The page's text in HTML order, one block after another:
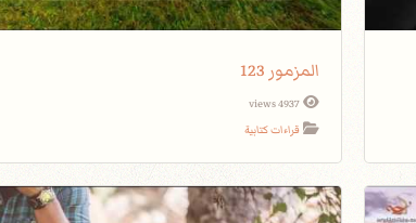
المزمور 123
قراءات كتابية